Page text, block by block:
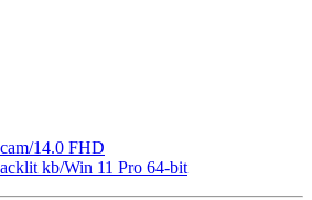
14.0 FHD
kb/Win 11 Pro 64-bit